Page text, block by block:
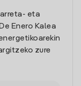
eta
Enero Kalea
zure